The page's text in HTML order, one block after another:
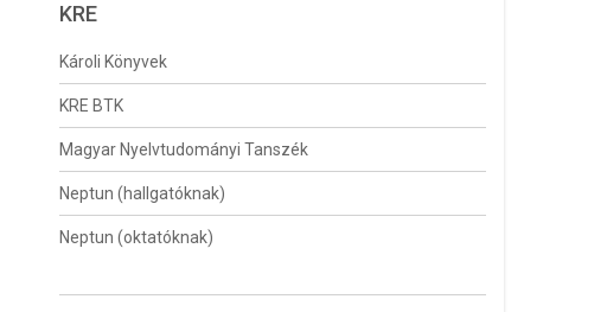
KRE
Károli Könyvek
KRE BTK
Magyar Nyelvtudományi Tanszék
Neptun (hallgatóknak)
Neptun (oktatóknak)